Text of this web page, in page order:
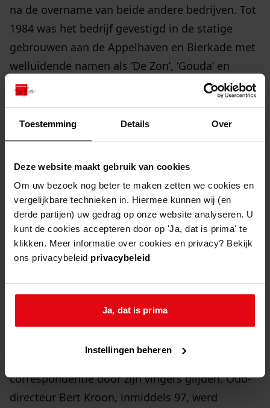
Toestemming Details Over
Deze website maakt gebruik van cookies
Om uw bezoek nog beter te maken zetten we cookies en
vergelijkbare technieken in. Hiermee kunnen wij (en
derde partijen) uw gedrag op onze website analyseren. U
kunt de cookies accepteren door op 'Ja, dat is prima' te
klikken. Meer informatie over cookies en privacy? Bekijk
ons privacybeleid privacybeleid
Ja, dat is prima
Instellingen beheren
na de overname van beide andere bedrijven. Tot
1984 was het bedrijf gevestigd in de statige
gebrouwen aan de Appelhaven en Bierkade met
welluidende namen als ‘De Zon’, ‘Gouda’ en
‘Alkmaar’.
De papieren nalatenschap van “De Jong” werd al
in 1984 opgehaald. Collega Jan de Bruin zorgde
Piet Boon voor dat het waardevolle
archiefmateriaal niet verloren ging. Dat was nog
een hele klimpartij met ladders, want de zware
boeken lagen voor een groot deel op hoge
planken opgestapeld.
De inventarisatie, een enorme klus, is
uitgevoerd door Anjo Galiart van ArchiefBC uit
Uitgeest. Een jaar lang liet hij in opdracht van
en kasboeken en andere financiële stukken en
correspondentie door zijn vingers glijden. Oud-
directeur Bert Kroon, inmiddels 97, werd